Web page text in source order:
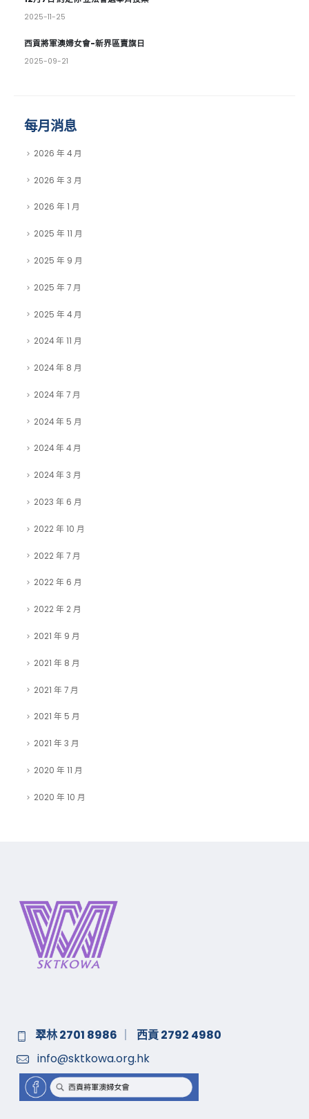
2026-01-10
2025-11-25
每月消息
2026 年 4 月
2026 年 3 月
2026 年 1 月
2025 年 11 月
2025 年 9 月
2025 年 7 月
2025 年 4 月
2024 年 11 月
2024 年 8 月
2024 年 7 月
2024 年 5 月
2024 年 4 月
2024 年 3 月
2023 年 6 月
2022 年 10 月
2022 年 7 月
2022 年 6 月
2022 年 2 月
2021 年 9 月
2021 年 8 月
2021 年 7 月
2021 年 5 月
2021 年 3 月
2020 年 11 月
翠林 2701 8986 ｜
info@sktkowa.org.hk